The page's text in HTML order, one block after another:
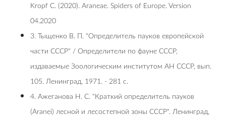
Kropf C. (2020). Araneae. Spiders of Europe. Version
04.2020
3. Тыщенко В. П. "Определитель пауков европейской
части СССР" / Определители по фауне СССР,
издаваемые Зоологическим институтом АН СССР, вып.
105. Ленинград, 1971. - 281 с.
4. Ажеганова Н. С. "Краткий определитель пауков
(Aranei) лесной и лесостепной зоны СССР". Ленинград,